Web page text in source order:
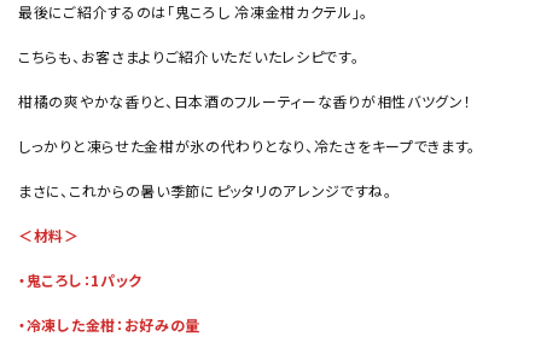
最後にご紹介するのは「鬼ころし 冷凍金柑カクテル」。
こちらも、お客さまよりご紹介いただいたレシピです。
柑橘の爽やかな香りと、日本酒のフルーティーな香りが相性バツグン！
しっかりと凍らせた金柑が氷の代わりとなり、冷たさをキープできます。
まさに、これからの暑い季節にピッタリのアレンジですね。
＜材料＞
・鬼ころし：1パック
・冷凍した金柑：お好みの量